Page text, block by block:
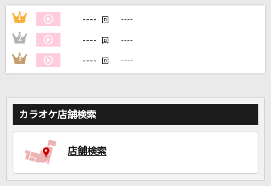
ウエディング
音田雅則
カラオケをもっと楽しもう！
1 ---- 回 ----
2 ---- 回 ----
3 ---- 回 ----
カラオケ店舗検索
店舗検索